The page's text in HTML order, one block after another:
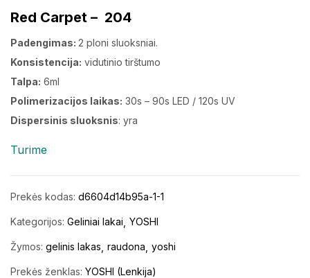
Red Carpet – 204
Padengimas: 2 ploni sluoksniai.
Konsistencija: vidutinio tirštumo
Talpa: 6ml
Polimerizacijos laikas: 30s – 90s LED / 120s UV
Dispersinis sluoksnis: yra
Turime
Prekės kodas: d6604d14b95a-1-1
Kategorijos: Geliniai lakai YOSHI
Žymos: gelinis lakas raudona yoshi
Prekės ženklas: YOSHI (Lenkija)